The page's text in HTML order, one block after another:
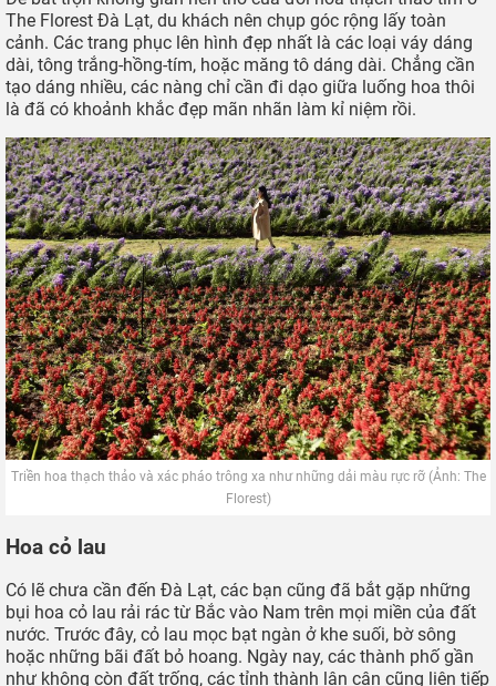
Các luống thạch thảo tím trải dài tít tắp trên sườn đồi, xa xa là
khung cảnh rừng thông già và đồi núi hoang sơ. Loài hoa nhỏ
bé đôi khi bị bỏ qua bởi hương sắc giản dị nay khiến du khách
ngỡ ngàng khi xuất hiện bạt ngàn trước mắt. Chỉ khi chứng
kiến cảcánh đồng hoa thạch thảo Đà Lạtmênh mông trong